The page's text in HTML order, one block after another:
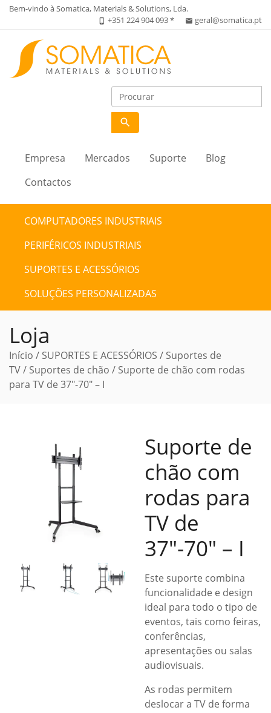
Bem-vindo à Somatica, Materials & Solutions, Lda.
phone_iphone +351 224 904 093 * email geral@somatica.pt
search
Empresa Mercados Suporte
Blog
Contactos
COMPUTADORES INDUSTRIAIS
PERIFÉRICOS INDUSTRIAIS
SUPORTES E ACESSÓRIOS
SOLUÇÕES PERSONALIZADAS
Loja
Início / SUPORTES E ACESSÓRIOS / Suportes de
TV/ Suportes de chão / Suporte de chão com rodas
para TV de 37″-70″ – I
Suporte de
chão com
rodas para
TV de
37″-70″ – I
Este suporte combina
funcionalidade e design
ideal para todo o tipo de
eventos, tais como feiras,
conferências,
apresentações ou salas
audiovisuais.
As rodas permitem
deslocar a TV de forma